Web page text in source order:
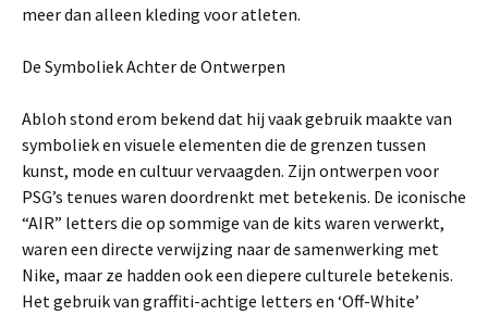
meer dan alleen kleding voor atleten.
De Symboliek Achter de Ontwerpen
Abloh stond erom bekend dat hij vaak gebruik maakte van
symboliek en visuele elementen die de grenzen tussen
kunst, mode en cultuur vervaagden. Zijn ontwerpen voor
PSG’s tenues waren doordrenkt met betekenis. De iconische
“AIR” letters die op sommige van de kits waren verwerkt,
waren een directe verwijzing naar de samenwerking met
Nike, maar ze hadden ook een diepere culturele betekenis.
Het gebruik van graffiti-achtige letters en ‘Off-White’